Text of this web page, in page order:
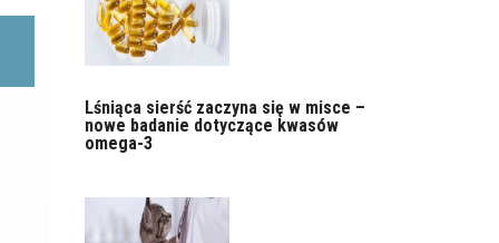
Lśniąca sierść zaczyna się w misce –
nowe badanie dotyczące kwasów
omega-3